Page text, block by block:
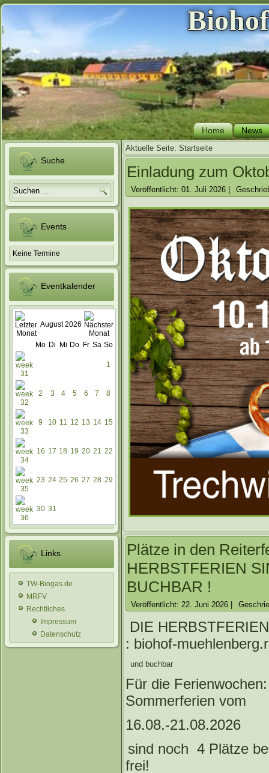
Home News
Suche
Events
Keine Termine
Eventkalender
August 2026
Mo Di Mi Do Fr Sa So
1
2 3 4 5 6 7 8
9 10 11 12 13 14 15
16 17 18 19 20 21 22
23 24 25 26 27 28 29
30 31
Links
TW-Biogas.de
MRFV
Rechtliches
Impressum
Datenschutz
Aktuelle Seite: Startseite
Einladung zum
Veröffentlicht: 01. Juli 2026
Plätze in den
HERBSTFERIEN
BUCHBAR !
Veröffentlicht: 22. Juni 2026 |
DIE
: biohof-
und buchbar
Für die
Sommerferien vom
16.08.-21.08.2026
sind noch 4 Plätze
frei!